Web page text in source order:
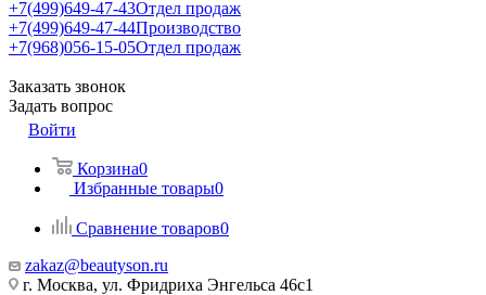
+7(499)649-47-43Отдел продаж
+7(499)649-47-44Производство
+7(968)056-15-05Отдел продаж
Заказать звонок
Задать вопрос
Войти
Корзина0
Избранные товары0
Сравнение товаров0
zakaz@beautyson.ru
г. Москва, ул. Фридриха Энгельса 46с1